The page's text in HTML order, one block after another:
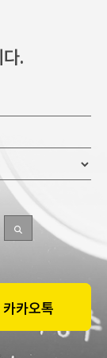
.
카카오톡